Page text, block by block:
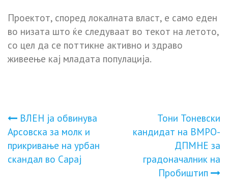
Проектот, според локалната власт, е само еден
во низата што ќе следуваат во текот на летото,
со цел да се поттикне активно и здраво
живеење кај младата популација.
Навигација
на
напис
ВЛЕН ја обвинува
Арсовска за молк и
прикривање на урбан
скандал во Сарај
Тони Тоневски
кандидат на ВМРО-
ДПМНЕ за
градоначалник на
Пробиштип